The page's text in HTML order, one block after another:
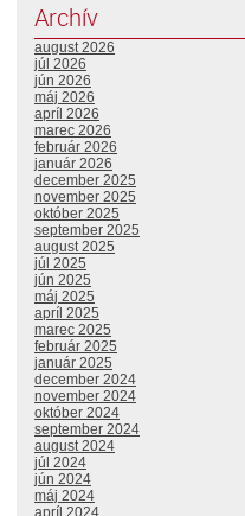
Archív
august 2026
júl 2026
jún 2026
máj 2026
apríl 2026
marec 2026
február 2026
január 2026
december 2025
november 2025
október 2025
september 2025
august 2025
júl 2025
jún 2025
máj 2025
apríl 2025
marec 2025
február 2025
január 2025
december 2024
november 2024
október 2024
september 2024
august 2024
júl 2024
jún 2024
máj 2024
apríl 2024